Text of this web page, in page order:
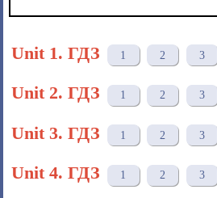
Unit 1. ГДЗ 1 2 3
Unit 2. ГДЗ 1 2 3
Unit 3. ГДЗ 1 2 3
Unit 4. ГДЗ 1 2 3